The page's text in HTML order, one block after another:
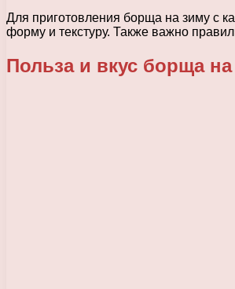
Для приготовления борща на зиму с
форму и текстуру. Также важно
Польза и вкус борща